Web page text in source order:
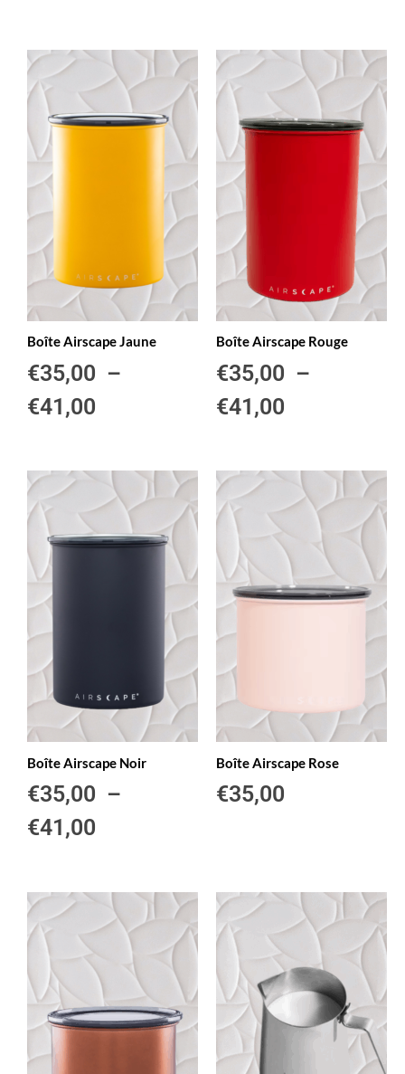
Boîte Airscape Jaune
€35,00 –
€41,00
Boîte Airscape Rouge
€35,00 –
€41,00
Boîte Airscape Noir
€35,00 –
€41,00
Boîte Airscape Rose
€35,00